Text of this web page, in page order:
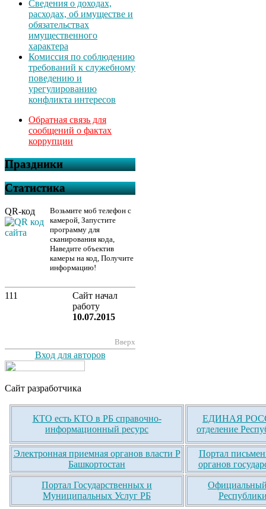
Сведения о доходах,
расходах, об имуществе и
обязательствах
имущественного
характера
Комиссия по соблюдению
требований к служебному
поведению и
урегулированию
конфликта интересов
Обратная связь для
сообщений о фактах
коррупции
Праздники
Статистика
QR-код
Возьмите моб телефон с
камерой, Запустите
программу для
сканирования кода,
Наведите объектив
камеры на код, Получите
информацию!
111
Сайт начал
работу
10.07.2015
Вверх
Вход для авторов
Сайт разработчика
КТО есть КТО в РБ справочно-
информационный ресурс
ЕДИНАЯ
отделение
Электронная приемная органов власти Р
Башкортостан
Портал
органов
Портал Государственных и
Муниципальных Услуг РБ
Официальный